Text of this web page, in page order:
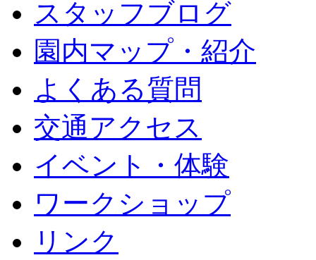
スタッフブログ
園内マップ・紹介
よくある質問
交通アクセス
イベント・体験
ワークショップ
リンク